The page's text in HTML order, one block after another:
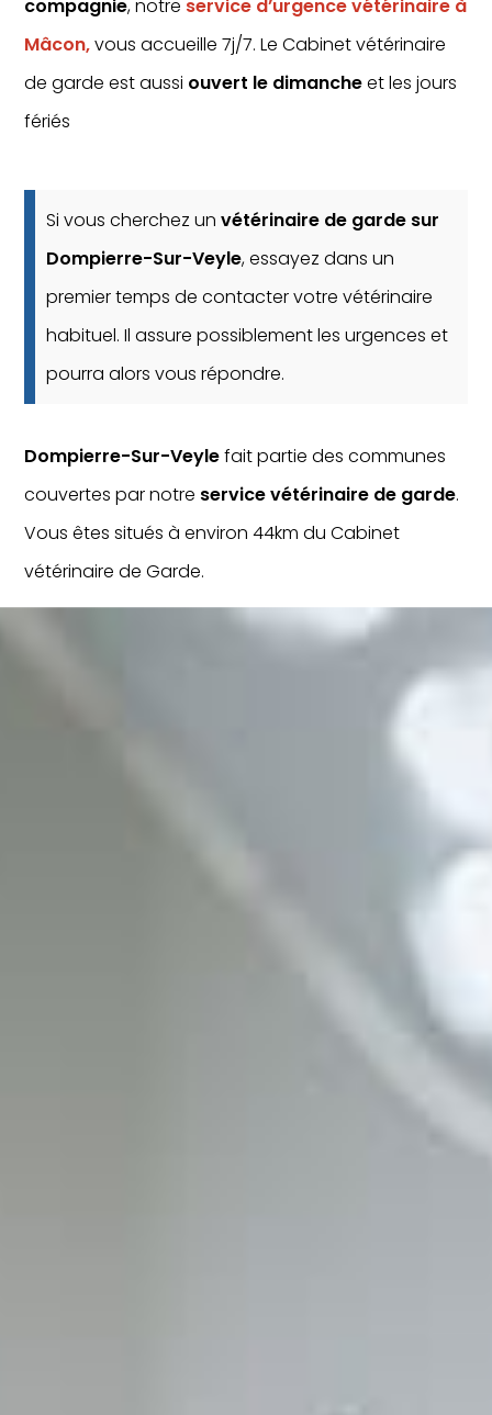
compagnie, notre service d’urgence vétérinaire à
Mâcon,vous accueille 7j/7. Le Cabinet vétérinaire
de garde est aussi ouvert le dimancheet les jours
fériés
Si vous cherchez unvétérinaire de garde sur
Dompierre-Sur-Veyle, essayez dans un
premier temps de contacter votre vétérinaire
habituel. Il assure possiblement les urgences et
pourra alors vous répondre.
Dompierre-Sur-Veylefait partie des communes
couvertes par notre service vétérinaire de garde.
Vous êtes situés à environ 44km du Cabinet
vétérinaire de Garde.